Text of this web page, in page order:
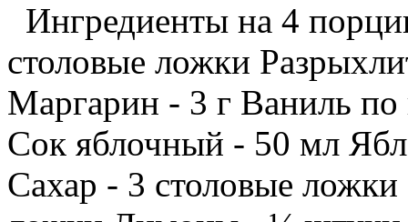
Ингредиенты на 4
столовые ложки
Маргарин - 3 г Ваниль
Сок яблочный - 50 мл
Сахар - 3 столовые